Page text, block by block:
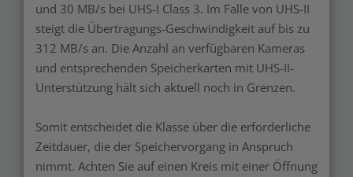
und 30 MB/s bei UHS-I Class 3. Im Falle von UHS-II
steigt die Übertragungs-Geschwindigkeit auf bis zu
312 MB/s an. Die Anzahl an verfügbaren Kameras
und entsprechenden Speicherkarten mit UHS-II-
Unterstützung hält sich aktuell noch in Grenzen.
Somit entscheidet die Klasse über die erforderliche
Zeitdauer, die der Speichervorgang in Anspruch
nimmt. Achten Sie auf einen Kreis mit einer Öffnung